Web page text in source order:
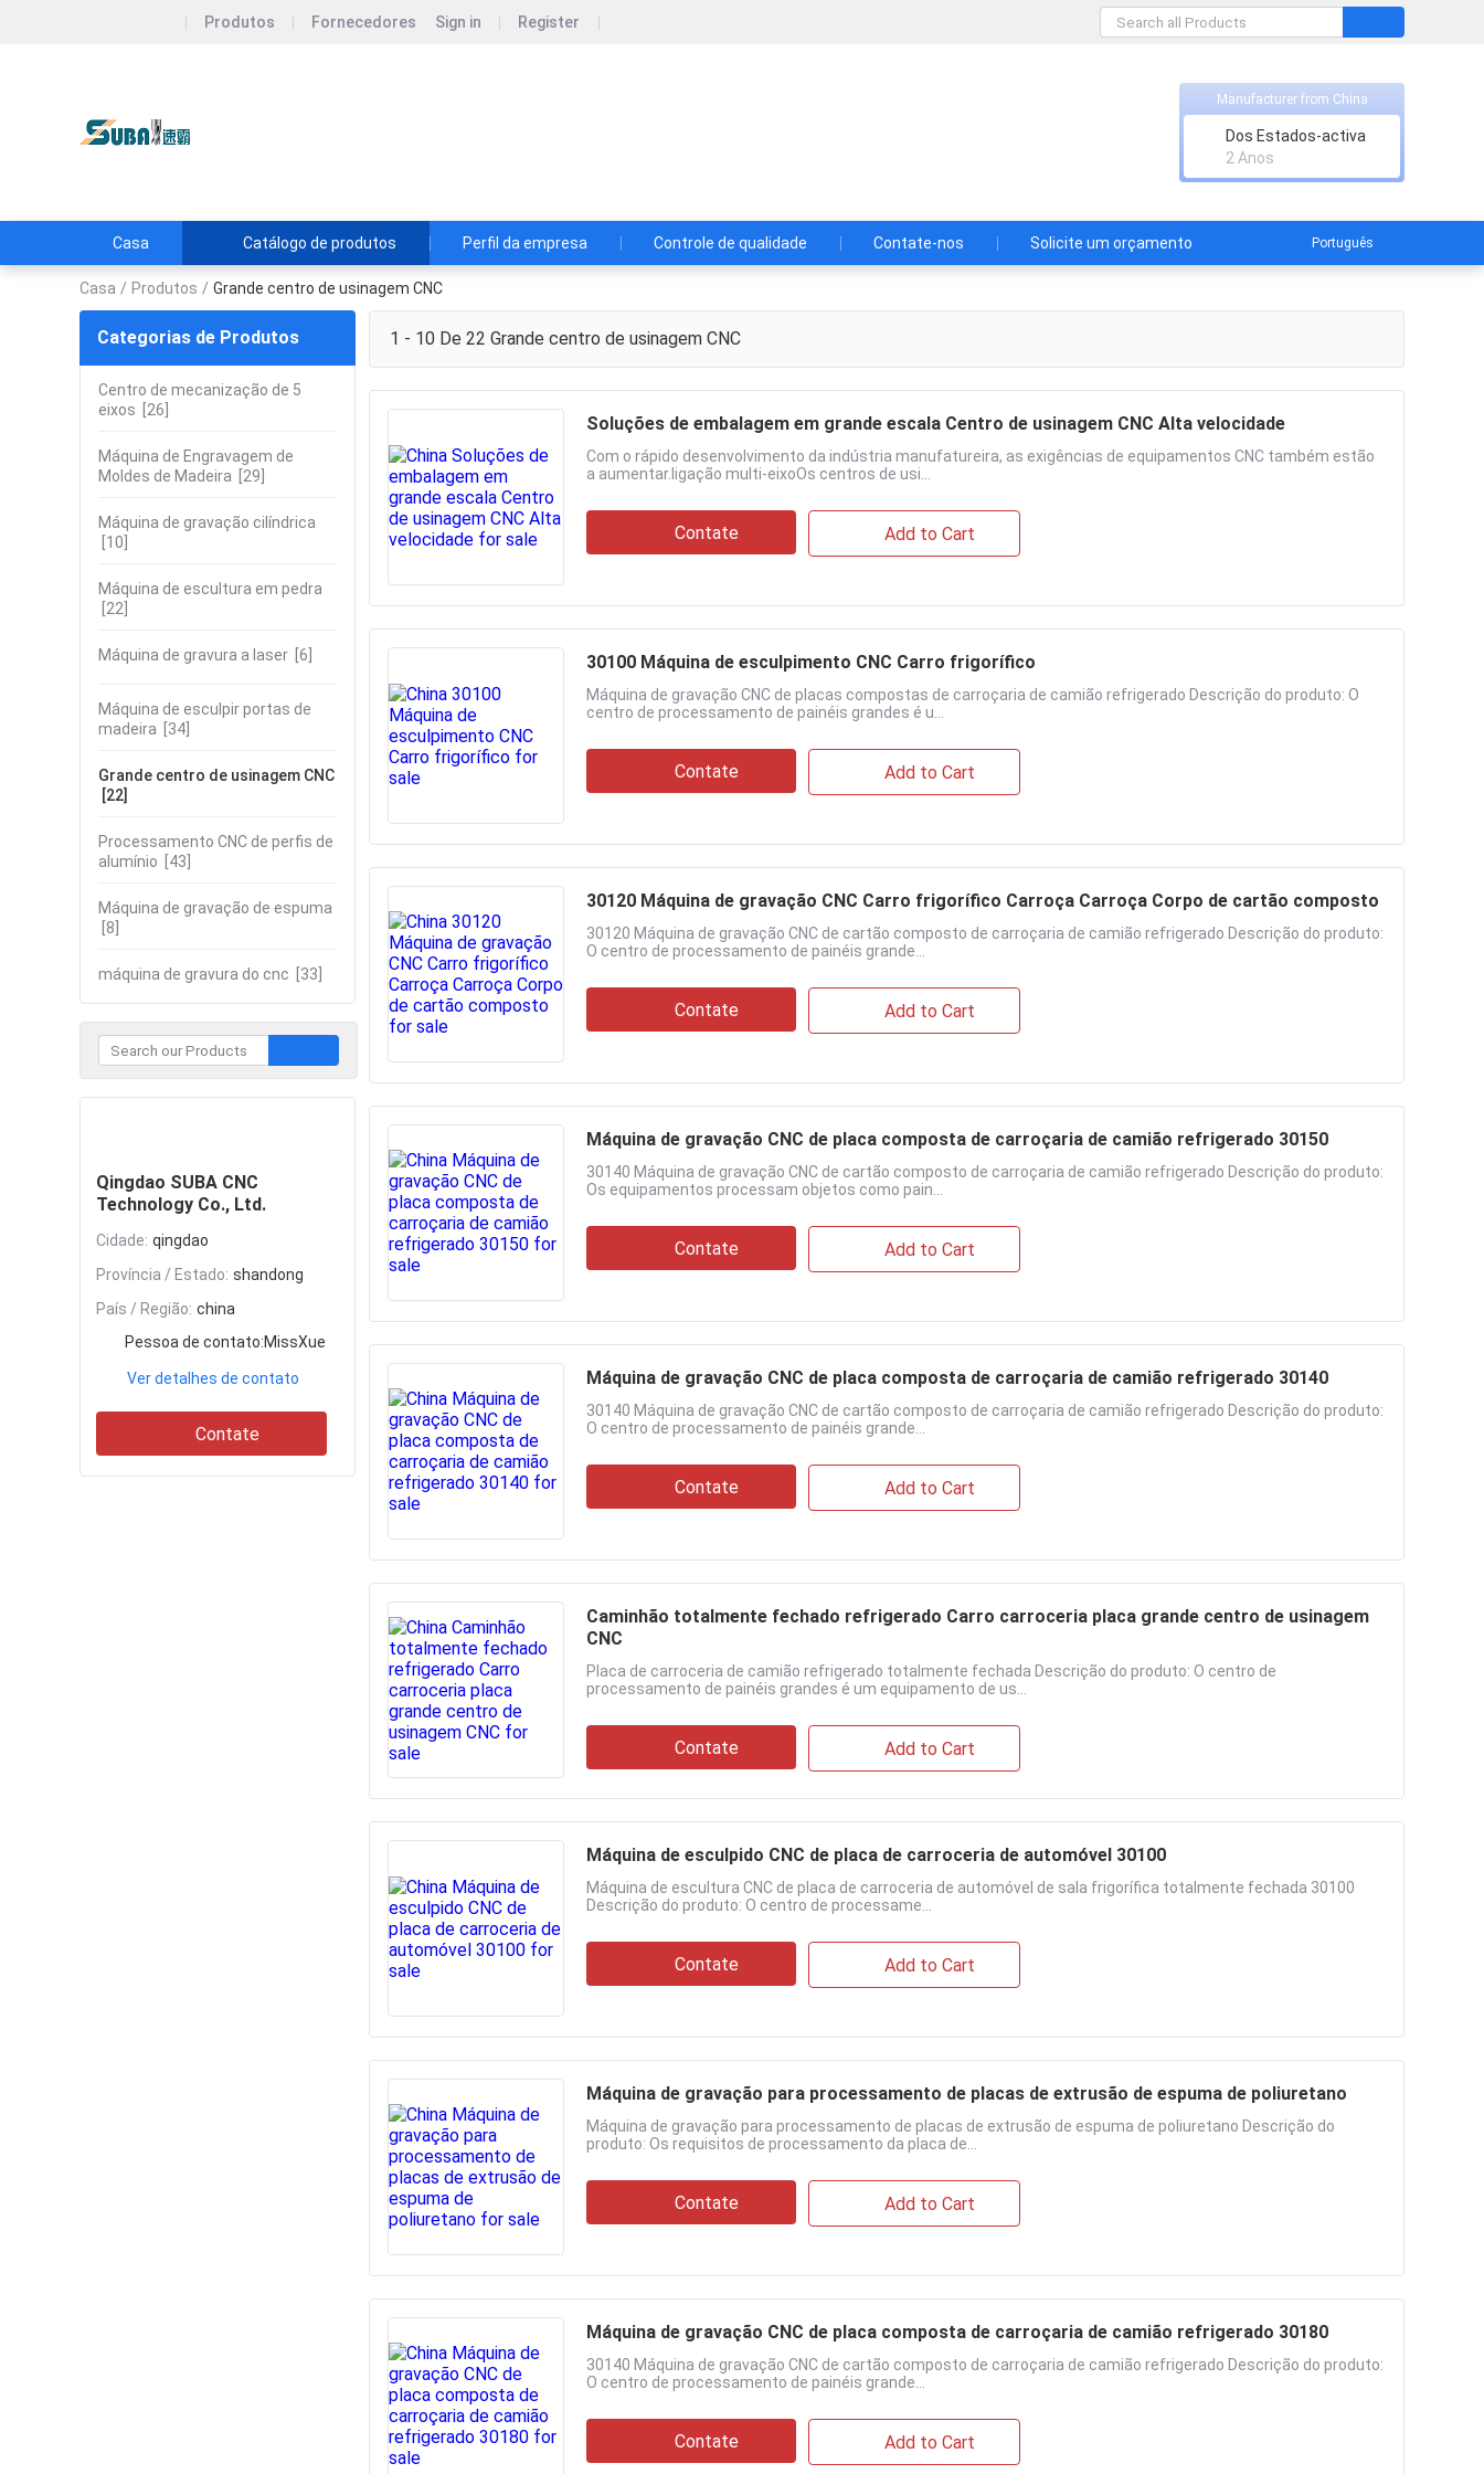
Produtos Fornecedores Sign in Register
Manufacturer from China
Dos Estados-activa
2 Anos
Casa Catálogo de produtos Perfil da empresa Controle de qualidade Contate-nos Solicite um orçamento Português
Casa / Produtos / Grande centro de usinagem CNC
Categorias de Produtos
Centro de mecanização de 5
eixos [26]
Máquina de Engravagem de
Moldes de Madeira [29]
Máquina de gravação cilíndrica
[10]
Máquina de escultura em pedra
[22]
Máquina de gravura a laser [6]
Máquina de esculpir portas de
madeira [34]
Grande centro de usinagem CNC
[22]
Processamento CNC de perfis de
alumínio [43]
Máquina de gravação de espuma
[8]
máquina de gravura do cnc [33]
Qingdao SUBA CNC
Technology Co., Ltd.
Cidade: qingdao
Província / Estado: shandong
País / Região: china
Pessoa de contato:MissXue
Ver detalhes de contato
Contate
1 - 10 De 22 Grande centro de usinagem CNC
Soluções de embalagem em grande escala Centro de usinagem CNC Alta velocidade
Com o rápido desenvolvimento da indústria manufatureira, as exigências de equipamentos CNC também estão
a aumentar.ligação multi-eixoOs centros de usi...
Contate Add to Cart
30100 Máquina de esculpimento CNC Carro frigorífico
Máquina de gravação CNC de placas compostas de carroçaria de camião refrigerado Descrição do produto: O
centro de processamento de painéis grandes é u...
Contate Add to Cart
30120 Máquina de gravação CNC Carro frigorífico Carroça Carroça Corpo de cartão composto
30120 Máquina de gravação CNC de cartão composto de carroçaria de camião refrigerado Descrição do produto:
O centro de processamento de painéis grande...
Contate Add to Cart
Máquina de gravação CNC de placa composta de carroçaria de camião refrigerado 30150
30140 Máquina de gravação CNC de cartão composto de carroçaria de camião refrigerado Descrição do produto:
Os equipamentos processam objetos como pain...
Contate Add to Cart
Máquina de gravação CNC de placa composta de carroçaria de camião refrigerado 30140
30140 Máquina de gravação CNC de cartão composto de carroçaria de camião refrigerado Descrição do produto:
O centro de processamento de painéis grande...
Contate Add to Cart
Caminhão totalmente fechado refrigerado Carro carroceria placa grande centro de usinagem
CNC
Placa de carroceria de camião refrigerado totalmente fechada Descrição do produto: O centro de
processamento de painéis grandes é um equipamento de us...
Contate Add to Cart
Máquina de esculpido CNC de placa de carroceria de automóvel 30100
Máquina de escultura CNC de placa de carroceria de automóvel de sala frigorífica totalmente fechada 30100
Descrição do produto: O centro de processame...
Contate Add to Cart
Máquina de gravação para processamento de placas de extrusão de espuma de poliuretano
Máquina de gravação para processamento de placas de extrusão de espuma de poliuretano Descrição do
produto: Os requisitos de processamento da placa de...
Contate Add to Cart
Máquina de gravação CNC de placa composta de carroçaria de camião refrigerado 30180
30140 Máquina de gravação CNC de cartão composto de carroçaria de camião refrigerado Descrição do produto:
O centro de processamento de painéis grande...
Contate Add to Cart